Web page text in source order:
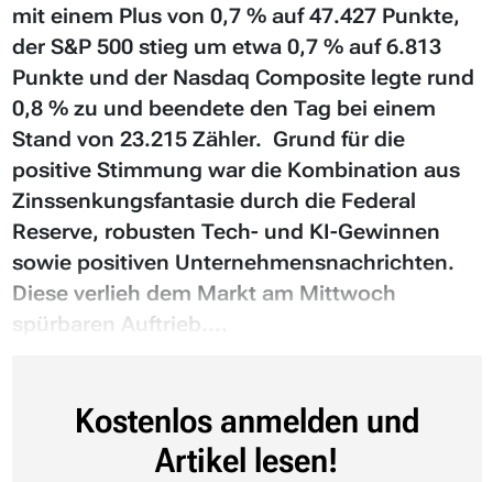
mit einem Plus von 0,7 % auf 47.427 Punkte,
der S&P 500 stieg um etwa 0,7 % auf 6.813
Punkte und der Nasdaq Composite legte rund
0,8 % zu und beendete den Tag bei einem
Stand von 23.215 Zähler. Grund für die
positive Stimmung war die Kombination aus
Zinssenkungsfantasie durch die Federal
Reserve, robusten Tech- und KI-Gewinnen
sowie positiven Unternehmensnachrichten.
Diese verlieh dem Markt am Mittwoch
spürbaren Auftrieb....
Kostenlos anmelden und
Artikel lesen!